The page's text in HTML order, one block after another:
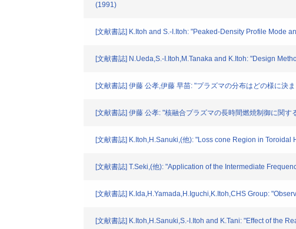
(1991)
[文献書誌] K.Itoh and S.-I.Itoh: "Peaked-Density Profile Mode
[文献書誌] N.Ueda,S.-I.Itoh,M.Tanaka and K.Itoh: "Design
[文献書誌] 伊藤 公孝,伊藤 早苗: "プラズマの分布はどの様に
[文献書誌] 伊藤 公孝: "核融合プラズマの長時間燃焼制御に関
[文献書誌] K.Itoh,H.Sanuki,(他): "Loss cone Region in
[文献書誌] T.Seki,(他): "Application of the Intermediate
[文献書誌] K.Ida,H.Yamada,H.Iguchi,K.Itoh,CHS Group:
[文献書誌] K.Itoh,H.Sanuki,S.-I.Itoh and K.Tani: "Effect of the